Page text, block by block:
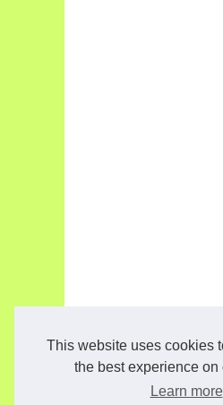
This website uses cookies
the best experience on
Learn more